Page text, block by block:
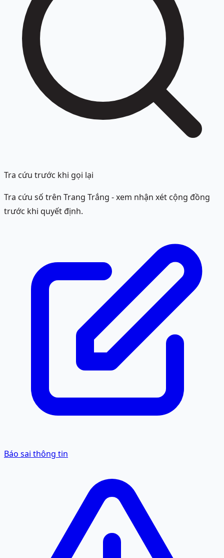
Tra cứu trước khi gọi lại
Tra cứu số trên Trang Trắng - xem nhận xét cộng đồng
trước khi quyết định.
Báo sai thông tin